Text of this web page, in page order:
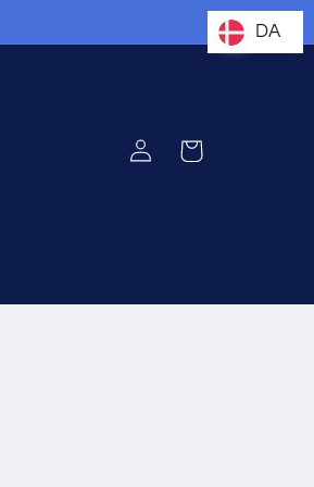
Log
ind
Indkøbskurv
DA